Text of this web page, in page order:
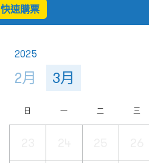
快速購票
2025
2月 3月
日 一 二 三